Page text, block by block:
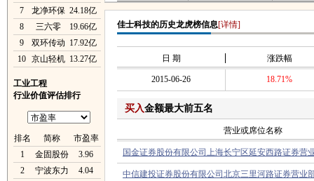
7
龙净环保 24.18亿
8
三六零
19.66亿
9
双环传动 17.92亿
10 京山轻机 13.27亿
工业工程
行业价值评估排行
排名 简称
市盈率
1
金固股份
3.96
2
宁波东力
4.04
佳士科技的历史龙虎榜信息[详情]
日 期 涨跌幅
2015-06-26 18.71%
买入金额最大前五名
营业或席位名称
国金证券股份有限公司上海长宁区延安西路证券营
中信建投证券股份有限公司北京三里河路证券营业